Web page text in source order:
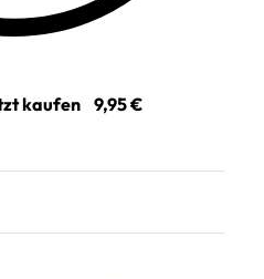
kaufen